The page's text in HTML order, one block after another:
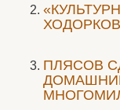
ПЛЯСОВ